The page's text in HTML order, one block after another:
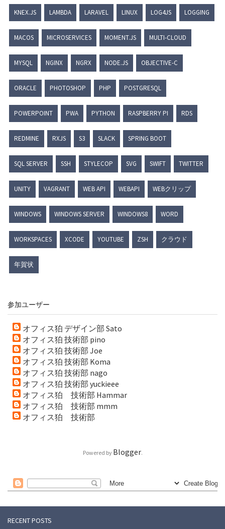
KNEX.JS LAMBDA LARAVEL LINUX LOG4JS LOGGING
MACOS MICROSERVICES MOMENT.JS MULTI-CLOUD
MYSQL NGINX NGRX NODE.JS OBJECTIVE-C
ORACLE PHOTOSHOP PHP POSTGRESQL
POWERPOINT PWA PYTHON RASPBERRY PI RDS
REDMINE RXJS S3 SLACK SPRING BOOT
SQL SERVER SSH STYLECOP SVG SWIFT TWITTER
UNITY VAGRANT WEB API WEBAPI WEBクリップ
WINDOWS WINDOWS SERVER WINDOWS8 WORD
WORKSPACES XCODE YOUTUBE ZSH クラウド
年賀状
参加ユーザー
オフィス狛 デザイン部 Sato
オフィス狛 技術部 pino
オフィス狛 技術部 Joe
オフィス狛 技術部 Koma
オフィス狛 技術部 nago
オフィス狛 技術部 yuckieee
オフィス狛 技術部 Hammar
オフィス狛 技術部 mmm
オフィス狛 技術部
Powered by Blogger.
RECENT POSTS